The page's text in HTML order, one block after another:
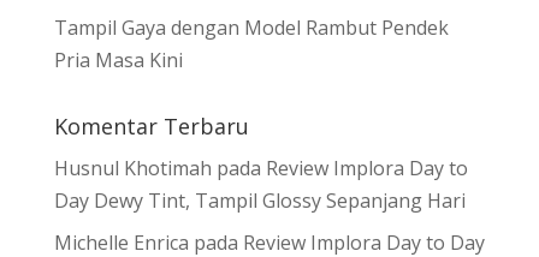
Tampil Gaya dengan Model Rambut Pendek
Pria Masa Kini
Komentar Terbaru
Husnul Khotimah pada Review Implora Day to
Day Dewy Tint, Tampil Glossy Sepanjang Hari
Michelle Enrica pada Review Implora Day to Day